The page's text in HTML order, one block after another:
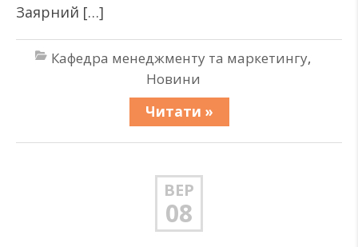
Заярний […]
Кафедра менеджменту та маркетингу,
Новини
Читати »
ВЕР
08